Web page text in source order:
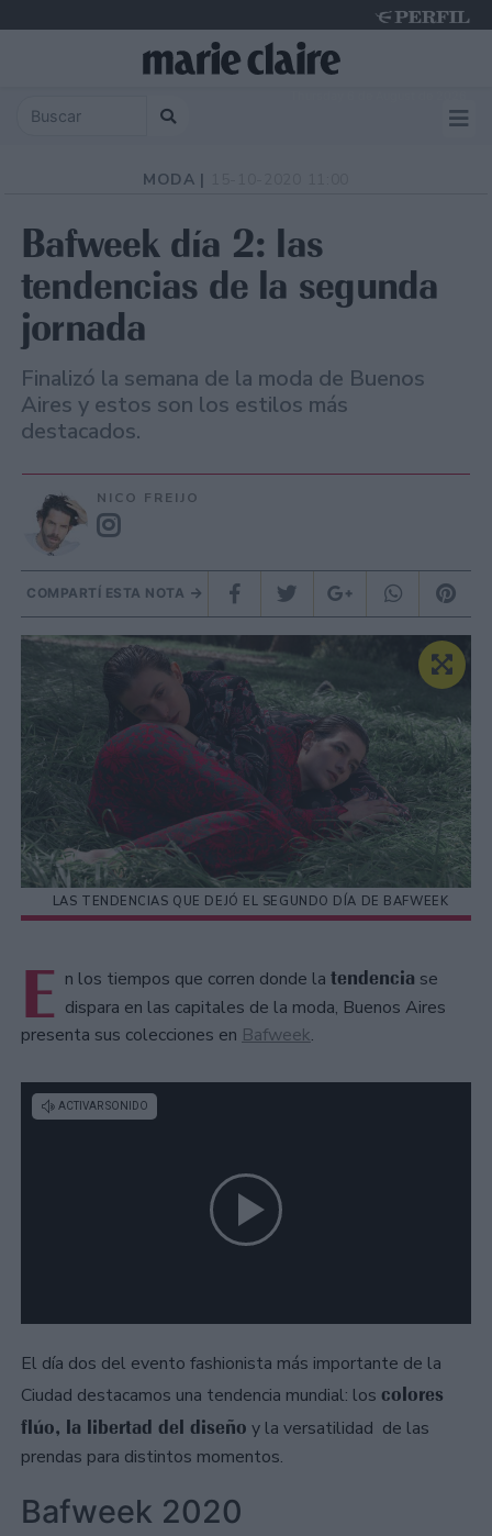
MODA |
Bafweek día 2: las
tendencias de la segunda
jornada
Finalizó la semana de la moda de Buenos
Aires y estos son los estilos más
destacados.
NICO FREIJO
COMPARTÍ ESTA NOTA
LAS TENDENCIAS QUE DEJÓ EL SEGUNDO DÍA DE BAFWEEK
E n los tiempos que corren donde la tendencia se
dispara en las capitales de la moda, Buenos Aires
presenta sus colecciones en Bafweek.
El día dos del evento fashionista más importante de la
Ciudad destacamos una tendencia mundial: los colores
flúo, la libertad del diseño y la versatilidad de las
prendas para distintos momentos.
Bafweek 2020